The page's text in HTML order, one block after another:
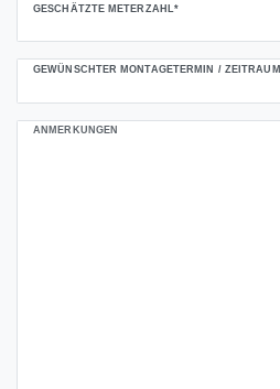
GESCHÄTZTE METERZAHL*
GEWÜNSCHTER MONTAGETERMIN / ZEITRAUM
ANMERKUNGEN